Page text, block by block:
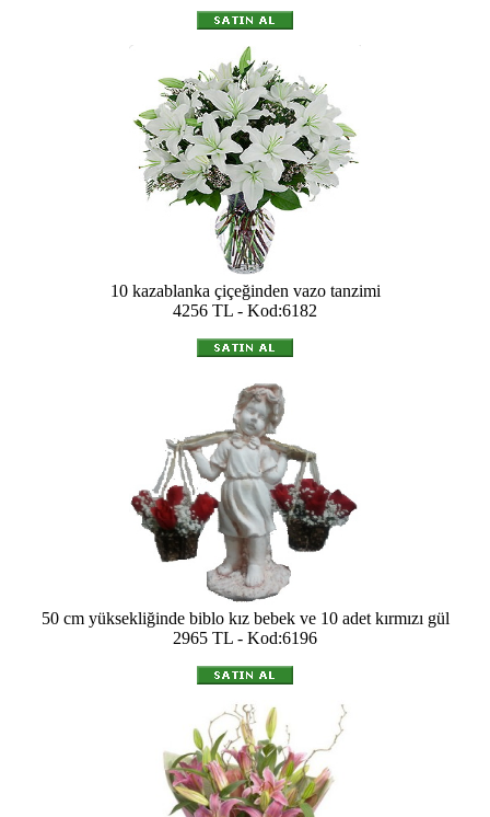
10 kazablanka çiçeğinden vazo tanzimi
4256 TL - Kod:6182
50 cm yüksekliğinde biblo kız bebek ve 10 adet kırmızı gül
2965 TL - Kod:6196